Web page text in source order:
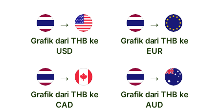
→
Grafik dari THB ke
USD
→
Grafik dari THB ke
EUR
→
Grafik dari THB ke
CAD
→
Grafik dari THB ke
AUD